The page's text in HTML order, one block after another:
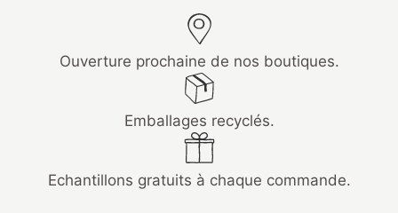
Ouverture prochaine de nos boutiques.
Emballages recyclés.
Echantillons gratuits à chaque commande.